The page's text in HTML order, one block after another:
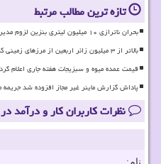
تازه ترین مطالب مرتبط
بحران ناترازی ۱۰ میلیون لیتری بنزین لزوم مدیریت تقاضا و اصلاح ساختار
بالاتر از ۳ میلیون زائر اربعین از مرزهای زمینی کشور خارج شدند
قیمت عمده میوه و سبزیجات هفته جاری اعلام
پاداش گزارش ماینر غیر مجاز افزوده شد
نظرات کاربران کار و درآمد